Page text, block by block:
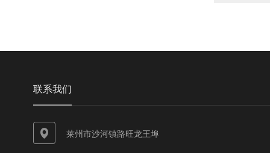
联系我们
莱州市沙河镇路旺龙王埠